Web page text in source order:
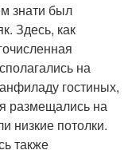
знати был
Здесь, как
на
гостиных,
размещались на
низкие потолки.
также